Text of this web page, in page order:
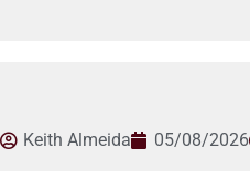
Keith Almeida 05/08/2026